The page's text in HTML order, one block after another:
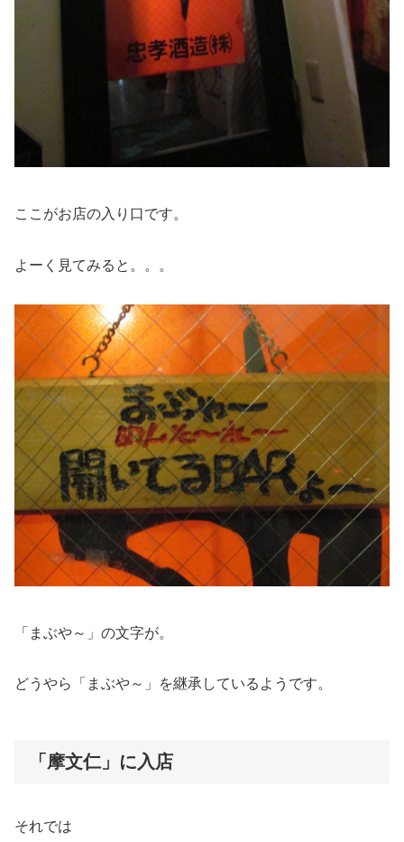
ここがお店の入り口です。
よーく見てみると。。。
「まぶや～」の文字が。
どうやら「まぶや～」を継承しているようです。
「摩文仁」に入店
それでは